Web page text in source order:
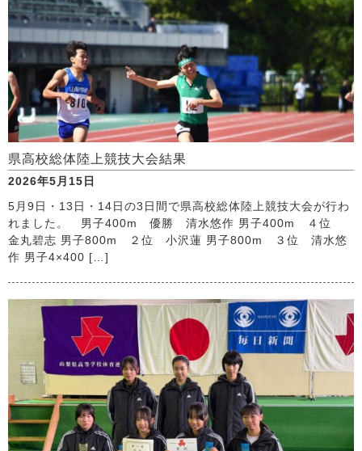
県高校総体陸上競技大会結果
2026年5月15日
5月9日・13日・14日の3日間で県高校総体陸上競技大会が行わ
れました。 男子400m 優勝 清水悠作 男子400m ４位
金丸碧志 男子800m ２位 小沢蓮 男子800m ３位 清水悠
作 男子4×400 […]